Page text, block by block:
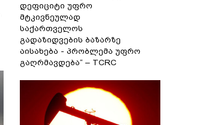
დეფიციტი უფრო
მტკივნეულად
საქართველოს
გადაზიდვების ბაზარზე
აისახება - პრობლემა უფრო
გაღრმავდება“ – TCRC